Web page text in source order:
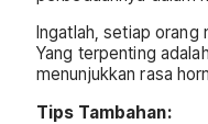
Ingatlah, setiap orang
Yang terpenting
menunjukkan rasa
Tips Tambahan: